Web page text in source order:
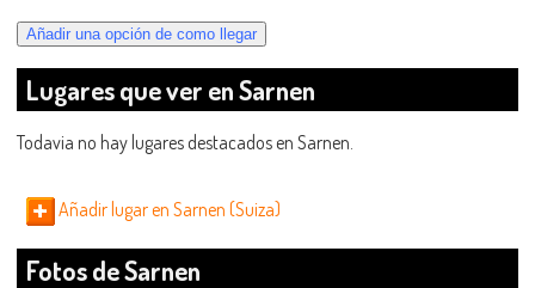
Lugares que ver en Sarnen
Todavia no hay lugares destacados en Sarnen.
Añadir lugar en Sarnen (Suiza)
Fotos de Sarnen